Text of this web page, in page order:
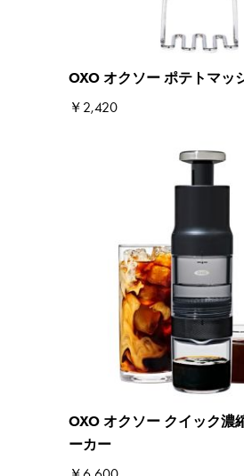
OXO オクソー ポテトマッ
￥2,420
OXO オクソー クイック濃
ーカー